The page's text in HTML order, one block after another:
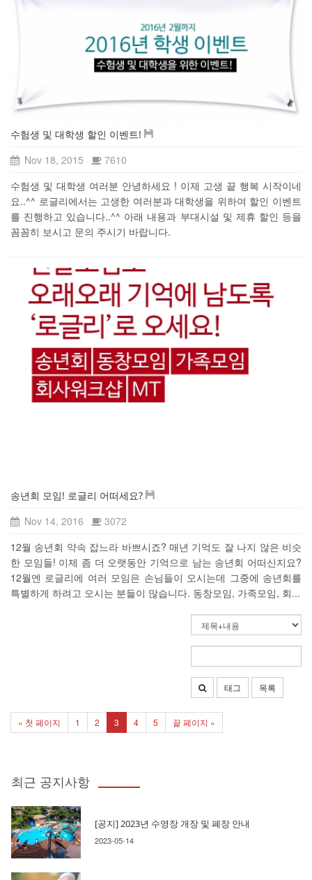
수험생 및 대학생 할인 이벤트!
Nov 18, 2015
7610
수험생 및 대학생 여러분 안녕하세요 ! 이제 고생 끝 행복 시작이네
요..^^ 로글리에서는 고생한 여러분과 대학생을 위하여 할인 이벤트
를 진행하고 있습니다..^^ 아래 내용과 부대시설 및 제휴 할인 등을
꼼꼼히 보시고 문의 주시기 바랍니다.
송년회 모임! 로글리 어떠세요?
Nov 14, 2016
3072
12월 송년회 약속 잡느라 바쁘시죠? 매년 기억도 잘 나지 않은 비슷
한 모임들! 이제 좀 더 오랫동안 기억으로 남는 송년회 어떠신지요?
12월엔 로글리에 여러 모임은 손님들이 오시는데 그중에 송년회를
특별하게 하려고 오시는 분들이 많습니다. 동창모임, 가족모임, 회...
태그 목록
« 첫 페이지 1 2 3 4 5 끝 페이지 »
최근 공지사항
[공지] 2023년 수영장 개장 및 폐장 안내
2023-05-14